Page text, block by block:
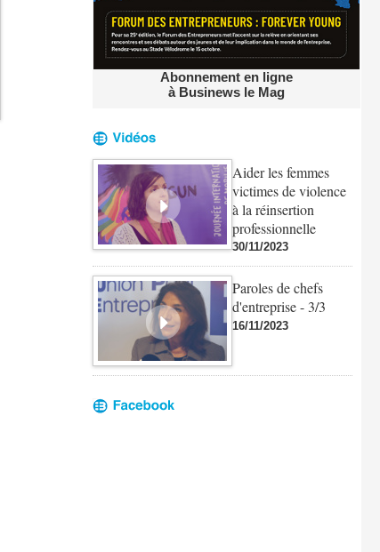
Abonnement en ligne
à Businews le Mag
Aider les femmes
victimes de violence
à la réinsertion
professionnelle
30/11/2023
Paroles de chefs
d'entreprise - 3/3
16/11/2023